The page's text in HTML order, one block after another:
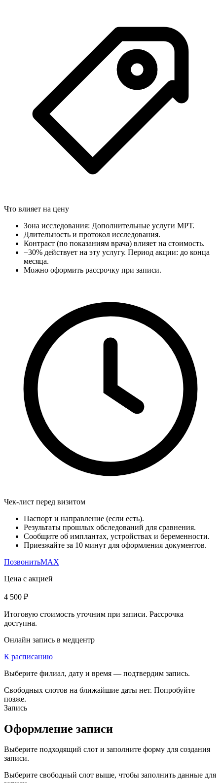
Что влияет на цену
Зона исследования: Дополнительные услуги МРТ.
Длительность и протокол исследования.
Контраст (по показаниям врача) влияет на стоимость.
−30% действует на эту услугу. Период акции: до конца
месяца.
Можно оформить рассрочку при записи.
Чек-лист перед визитом
Паспорт и направление (если есть).
Результаты прошлых обследований для сравнения.
Сообщите об имплантах, устройствах и беременности.
Приезжайте за 10 минут для оформления документов.
ПозвонитьMAX
Цена с акцией
4 500 ₽
Итоговую стоимость уточним при записи. Рассрочка
доступна.
Онлайн запись в медцентр
К расписанию
Выберите филиал, дату и время — подтвердим запись.
Свободных слотов на ближайшие даты нет. Попробуйте
позже.
Запись
Оформление записи
Выберите подходящий слот и заполните форму для создания
записи.
Выберите свободный слот выше, чтобы заполнить данные для